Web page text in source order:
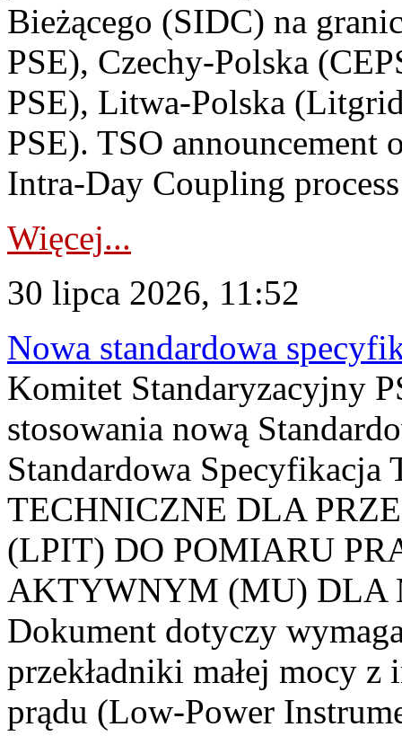
Bieżącego (SIDC) na
PSE), Czechy-Polska
PSE), Litwa-Polska
PSE). TSO announcement
Intra-Day Coupling
Więcej...
30 lipca 2026, 11:52
Nowa standardowa
Komitet Standaryzacyjny
stosowania nową
Standardowa
TECHNICZNE DLA
(LPIT) DO POMIARU
AKTYWNYM (MU) DLA
Dokument dotyczy
przekładniki małej mocy
prądu (Low-Power